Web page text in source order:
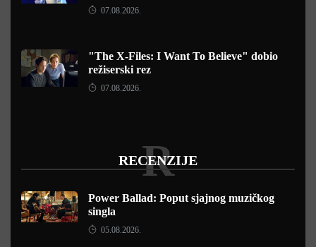
07.08.2026.
"The X-Files: I Want To Believe" dobio
režiserski rez
07.08.2026.
RECENZIJE
R
Power Ballad: Poput sjajnog muzičkog
singla
05.08.2026.